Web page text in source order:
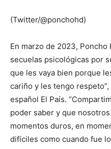
(Twitter/@ponchohd)
En marzo de 2023,
secuelas psicológicas por
que les vaya bien porque
cariño y les tengo
español El País.
poder saber y que
momentos duros, en
difíciles como cuando fue